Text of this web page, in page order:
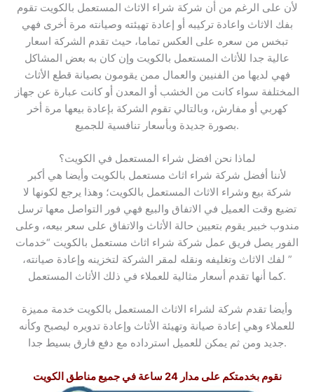
لأن على الرغم من أن شركة شراء الاثاث المستعمل بالكويت تقوم
بفك الاثاث واعادة تركيبه أو إعادة تهيئته وصيانته مرة أخرى فهي
تبخس من سعره على العكس تماما، حيث تقدم الشركة اسعار
عالية جدا للأثاث المستعمل بالكويت وإن كان به بعض المشاكل
فهي لديها من الفنيين والعمال ممن يقومون بصيانة قطع الأثاث
المختلفة سواء كانت من الخشب أو المعدن أو كانت عبارة عن جهاز
كهربي أو مفارش، وبالتالي تقوم الشركة بإعادة بيعها مرة أخر
بصورة جديدة وبأسعار تنافسية للجميع.
لماذا نحن افضل شراء المستعمل في الكويت؟
لأننا أفضل شركة شراء اثاث مستعمل بالكويت وأيضا هي أكبر
شركة بيع وشراء الاثاث المستعمل بالكويت؛ وهذا يرجع لكونها لا
تضيع وقت العميل في الاتفاق والبيع فهي فور التواصل معها ترسل
مندوب خبير يقوم بتعيين حالة الأثاث والاتفاق على سعر بيعه، وعلى
الفور يصل فريق عمل شركة شراء اثاث مستعمل بالكويت “خدمات
” لفك الاثاث وتغليفه ونقله لمقر الشركة لتخزينه وإعادة صيانته،
كما أنها تقدم أسعار مثالية للعملاء في ذلك الأثاث المستعمل.
وأيضا تقدم شركة لشراء الاثاث المستعمل بالكويت خدمة مميزة
للعملاء وهي إعادة صيانة وتهيئة الأثاث وإعادة تدويره ليصبح وكأنه
جديد ومن ثم يمكن للعميل استرداده مع دفع فارق بسيط جدا.
نقوم بخدمتكم على مدار 24 ساعة في جميع مناطق الكويت